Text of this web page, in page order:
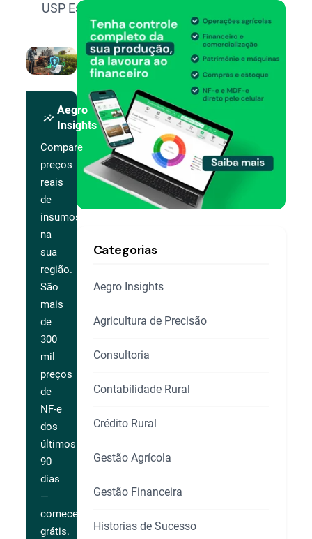
USP Esalq.
insights
Aegro
Insights
Compare
preços
reais
de
insumos
na
sua
região.
São
mais
de
300
mil
preços
de
NF-e
dos
últimos
90
dias
—
comece
grátis.
Categorias
Aegro Insights
Agricultura de Precisão
Consultoria
Contabilidade Rural
Crédito Rural
Gestão Agrícola
Gestão Financeira
Historias de Sucesso